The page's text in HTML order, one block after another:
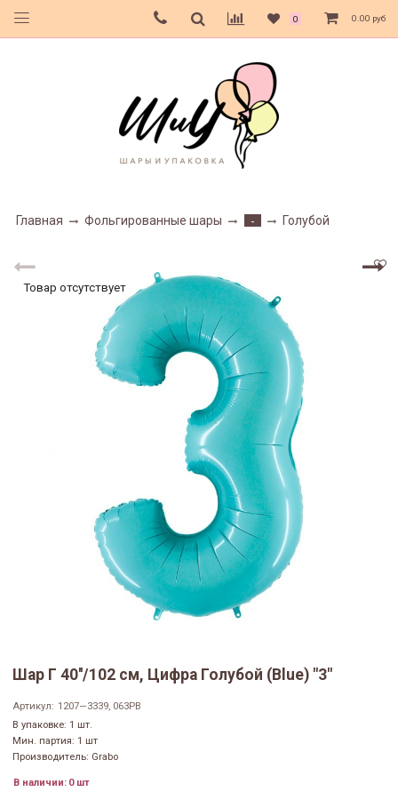
0 0.00 руб
Главная Фольгированные шары - Голубой
Товар отсутствует
Шар Г 40''/102 см, Цифра Голубой (Blue) "3"
Артикул: 1207—3339, 063PB
В упаковке: 1 шт.
Мин. партия: 1 шт
Производитель: Grabo
В наличии: 0 шт